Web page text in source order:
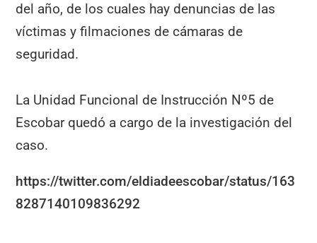
del año, de los cuales hay denuncias de las
víctimas y filmaciones de cámaras de
seguridad.
La Unidad Funcional de Instrucción Nº5 de
Escobar quedó a cargo de la investigación del
caso.
https://twitter.com/eldiadeescobar/status/163
8287140109836292